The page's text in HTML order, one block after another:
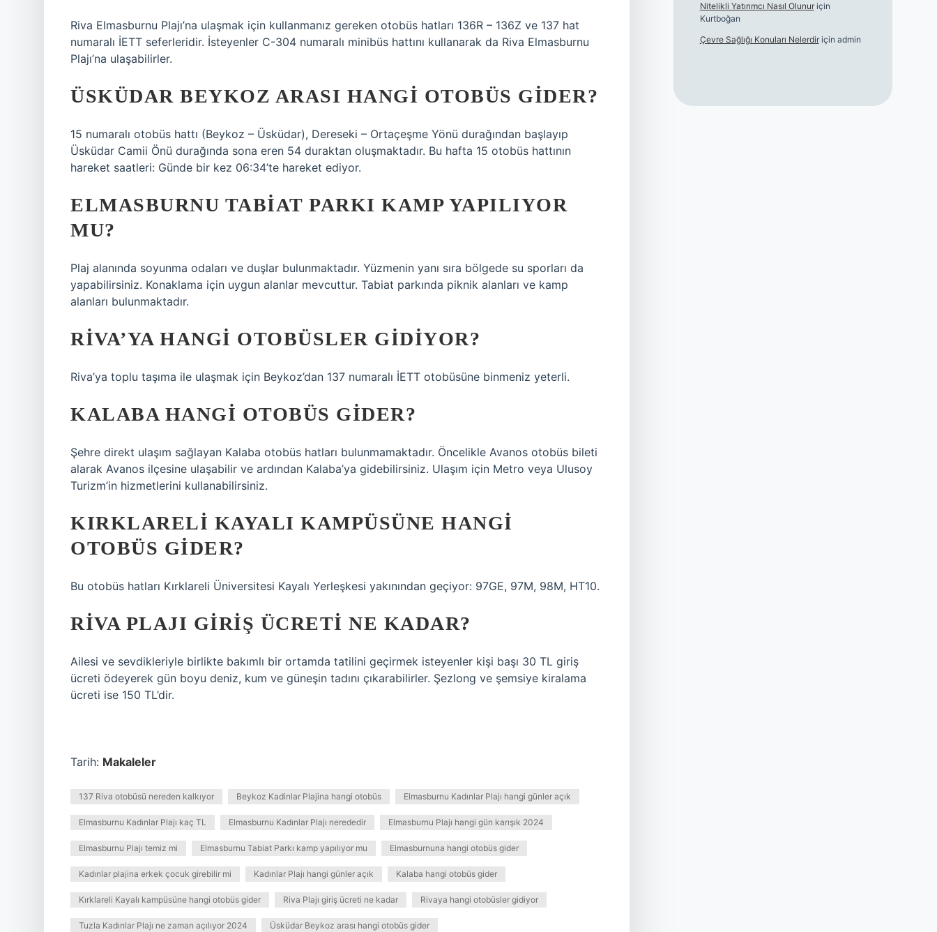
Riva Elmasburnu Plajı’na ulaşmak için kullanmanız gereken otobüs hatları 136R – 136Z ve 137 hat
numaralı İETT seferleridir. İsteyenler C-304 numaralı minibüs hattını kullanarak da Riva Elmasburnu
Plajı’na ulaşabilirler.
ÜSKÜDAR BEYKOZ ARASI HANGI OTOBÜS GIDER?
15 numaralı otobüs hattı (Beykoz – Üsküdar), Dereseki – Ortaçeşme Yönü durağından başlayıp
Üsküdar Camii Önü durağında sona eren 54 duraktan oluşmaktadır. Bu hafta 15 otobüs hattının
hareket saatleri: Günde bir kez 06:34’te hareket ediyor.
ELMASBURNU TABIAT PARKI KAMP YAPILIYOR
MU?
Plaj alanında soyunma odaları ve duşlar bulunmaktadır. Yüzmenin yanı sıra bölgede su sporları da
yapabilirsiniz. Konaklama için uygun alanlar mevcuttur. Tabiat parkında piknik alanları ve kamp
alanları bulunmaktadır.
RIVA’YA HANGI OTOBÜSLER GIDIYOR?
Riva’ya toplu taşıma ile ulaşmak için Beykoz’dan 137 numaralı İETT otobüsüne binmeniz yeterli.
KALABA HANGI OTOBÜS GIDER?
Şehre direkt ulaşım sağlayan Kalaba otobüs hatları bulunmamaktadır. Öncelikle Avanos otobüs bileti
alarak Avanos ilçesine ulaşabilir ve ardından Kalaba’ya gidebilirsiniz. Ulaşım için Metro veya Ulusoy
Turizm’in hizmetlerini kullanabilirsiniz.
KIRKLARELI KAYALI KAMPÜSÜNE HANGI
OTOBÜS GIDER?
Bu otobüs hatları Kırklareli Üniversitesi Kayalı Yerleşkesi yakınından geçiyor: 97GE, 97M, 98M, HT10.
RIVA PLAJI GIRIŞ ÜCRETI NE KADAR?
Ailesi ve sevdikleriyle birlikte bakımlı bir ortamda tatilini geçirmek isteyenler kişi başı 30 TL giriş
ücreti ödeyerek gün boyu deniz, kum ve güneşin tadını çıkarabilirler. Şezlong ve şemsiye kiralama
ücreti ise 150 TL’dir.
Tarih: Makaleler
137 Riva otobüsü nereden kalkıyor Beykoz Kadinlar Plajina hangi otobüs Elmasburnu Kadınlar Plajı hangi günler açık
Elmasburnu Kadınlar Plajı kaç TL Elmasburnu Kadınlar Plajı nerededir Elmasburnu Plajı hangi gün karışık 2024
Elmasburnu Plajı temiz mi Elmasburnu Tabiat Parkı kamp yapılıyor mu Elmasburnuna hangi otobüs gider
Kadınlar plajina erkek çocuk girebilir mi Kadınlar Plajı hangi günler açık Kalaba hangi otobüs gider
Kırklareli Kayalı kampüsüne hangi otobüs gider Riva Plajı giriş ücreti ne kadar Rivaya hangi otobüsler gidiyor
Tuzla Kadınlar Plajı ne zaman açılıyor 2024 Üsküdar Beykoz arası hangi otobüs gider
Nitelikli Yatırımcı Nasıl Olunuriçin
Kurtboğan
Çevre Sağlığı Konuları Nelerdiriçin admin